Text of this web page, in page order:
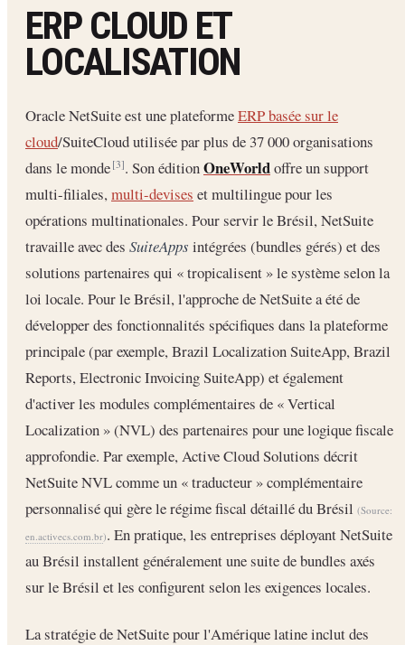
ERP CLOUD ET
LOCALISATION
Oracle NetSuite est une plateformeERP basée sur le
cloud/SuiteCloud utilisée par plus de 37 000 organisations
dans le monde[3]. Son éditionOneWorldoffre un support
multi-filiales,multi-devises et multilingue pour les
opérations multinationales. Pour servir le Brésil, NetSuite
travaille avec des SuiteApps intégrées (bundles gérés) et des
solutions partenaires qui « tropicalisent » le système selon la
loi locale. Pour le Brésil, l'approche de NetSuite a été de
développer des fonctionnalités spécifiques dans la plateforme
principale (par exemple, Brazil Localization SuiteApp, Brazil
Reports, Electronic Invoicing SuiteApp) et également
d'activer les modules complémentaires de « Vertical
Localization » (NVL) des partenaires pour une logique fiscale
approfondie. Par exemple, Active Cloud Solutions décrit
NetSuite NVL comme un « traducteur » complémentaire
personnalisé qui gère le régime fiscal détaillé du Brésil (Source:
en.activecs.com.br). En pratique, les entreprises déployant NetSuite
au Brésil installent généralement une suite de bundles axés
sur le Brésil et les configurent selon les exigences locales.
La stratégie de NetSuite pour l'Amérique latine inclut des